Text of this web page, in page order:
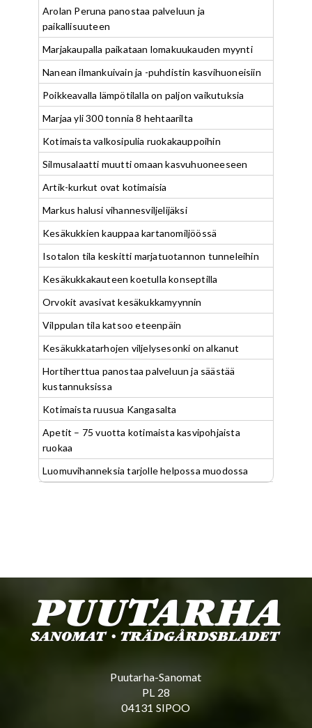
Arolan Peruna panostaa palveluun ja
paikallisuuteen
Marjakaupalla paikataan lomakuukauden myynti
Nanean ilmankuivain ja -puhdistin kasvihuoneisiin
Poikkeavalla lämpötilalla on paljon vaikutuksia
Marjaa yli 300 tonnia 8 hehtaarilta
Kotimaista valkosipulia ruokakauppoihin
Silmusalaatti muutti omaan kasvuhuoneeseen
Artik-kurkut ovat kotimaisia
Markus halusi vihannesviljelijäksi
Kesäkukkien kauppaa kartanomiljöössä
Isotalon tila keskitti marjatuotannon tunneleihin
Kesäkukkakauteen koetulla konseptilla
Orvokit avasivat kesäkukkamyynnin
Vilppulan tila katsoo eteenpäin
Kesäkukkatarhojen viljelysesonki on alkanut
Hortiherttua panostaa palveluun ja säästää
kustannuksissa
Kotimaista ruusua Kangasalta
Apetit – 75 vuotta kotimaista kasvipohjaista
ruokaa
Luomuvihanneksia tarjolle helpossa muodossa
Puutarha-Sanomat
PL 28
04131 SIPOO